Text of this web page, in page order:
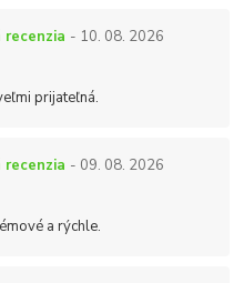
recenzia - 10. 08. 2026
prijateľná.
recenzia - 09. 08. 2026
a rýchle.